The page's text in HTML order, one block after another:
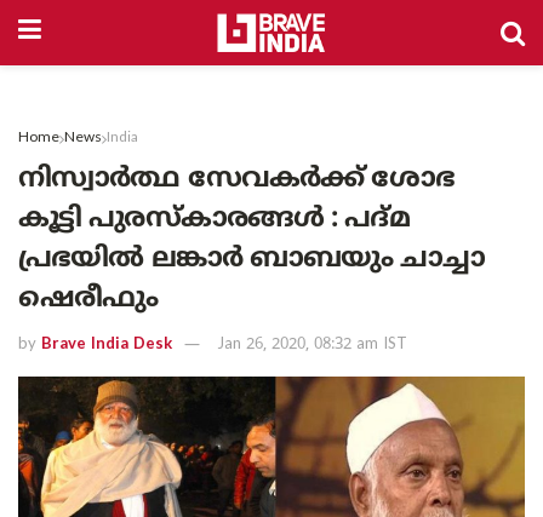
Home News India
നിസ്വാർത്ഥ സേവകർക്ക് ശോഭ
കൂട്ടി പുരസ്‌കാരങ്ങൾ : പദ്മ
പ്രഭയിൽ ലങ്കാർ ബാബയും ചാച്ചാ
ഷെരീഫും
by Brave India Desk Jan 26, 2020, 08:32 am IST